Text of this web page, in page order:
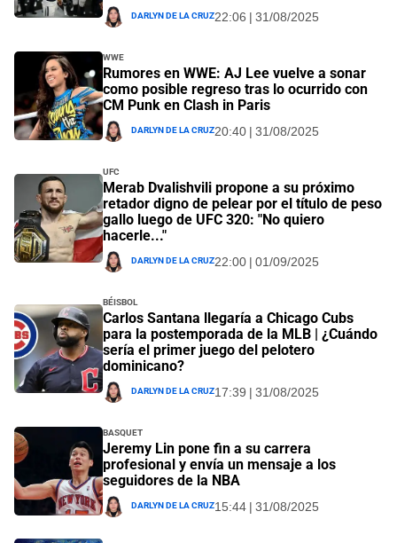
Darlyn De La Cruz22:06 | 31/08/2025
WWE
Rumores en WWE: AJ Lee vuelve a sonar
como posible regreso tras lo ocurrido con
CM Punk en Clash in Paris
Darlyn De La Cruz20:40 | 31/08/2025
UFC
Merab Dvalishvili propone a su próximo
retador digno de pelear por el título de peso
gallo luego de UFC 320: "No quiero
hacerle..."
Darlyn De La Cruz22:00 | 01/09/2025
Béisbol
Carlos Santana llegaría a Chicago Cubs
para la postemporada de la MLB | ¿Cuándo
sería el primer juego del pelotero
dominicano?
Darlyn De La Cruz17:39 | 31/08/2025
Basquet
Jeremy Lin pone fin a su carrera
profesional y envía un mensaje a los
seguidores de la NBA
Darlyn De La Cruz15:44 | 31/08/2025